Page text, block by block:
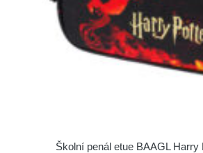
Školní penál etue BAAGL Harry